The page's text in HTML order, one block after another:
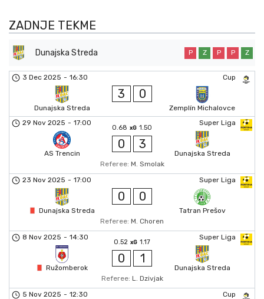
ZADNJE TEKME
Dunajska Streda P Z P P Z
Cup
3 Dec 2025 - 16:30
Dunajska Streda
3 0
Zemplín Michalovce
Super Liga
29 Nov 2025 - 17:00
AS Trencin
0.68 xG 1.50
0 3
Dunajska Streda
Referee: M. Smolak
Super Liga
23 Nov 2025 - 17:00
Dunajska Streda
0 0
Tatran Prešov
Referee: M. Choren
Super Liga
8 Nov 2025 - 14:30
Ružomberok
0.52 xG 1.17
0 1
Dunajska Streda
Referee: L. Dzivjak
Cup
5 Nov 2025 - 12:30